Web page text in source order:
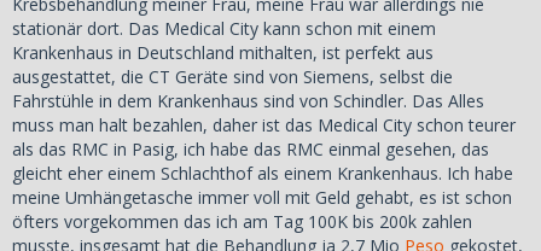
stationär dort. Das Medical City kann schon mit einem
Krankenhaus in Deutschland mithalten, ist perfekt aus
ausgestattet, die CT Geräte sind von Siemens, selbst die
Fahrstühle in dem Krankenhaus sind von Schindler. Das Alles
muss man halt bezahlen, daher ist das Medical City schon teurer
als das RMC in Pasig, ich habe das RMC einmal gesehen, das
gleicht eher einem Schlachthof als einem Krankenhaus. Ich habe
meine Umhängetasche immer voll mit Geld gehabt, es ist schon
öfters vorgekommen das ich am Tag 100K bis 200k zahlen
musste, insgesamt hat die Behandlung ja 2,7 Mio Peso gekostet,